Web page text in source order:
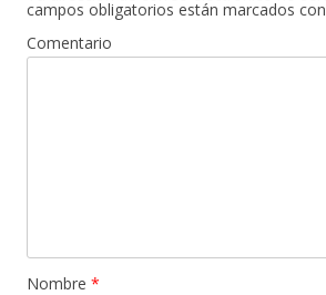
campos obligatorios están marcados con
Comentario
Nombre *